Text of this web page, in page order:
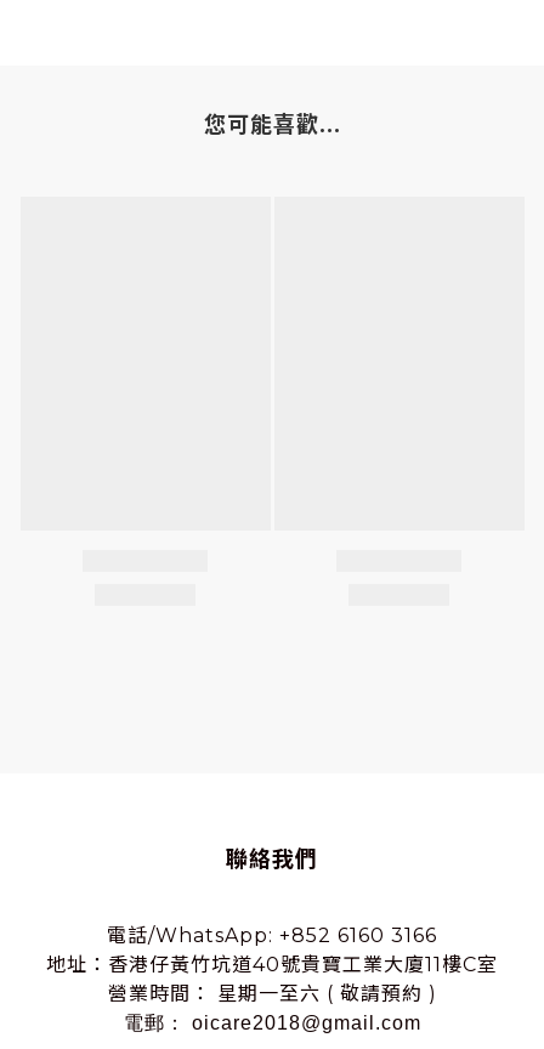
您可能喜歡...
聯絡我們
電話/WhatsApp: +852 6160 3166
地址：香港仔黃竹坑道40號貴寶工業大廈11樓C室
營業時間： 星期一至六 ( 敬請預約 )
電郵： oicare2018@gmail.com